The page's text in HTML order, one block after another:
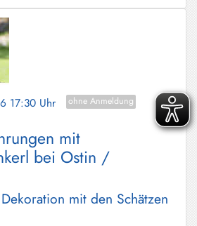
17:30 Uhr ohne Anmeldung
mit
bei Ostin /
mit den Schätzen